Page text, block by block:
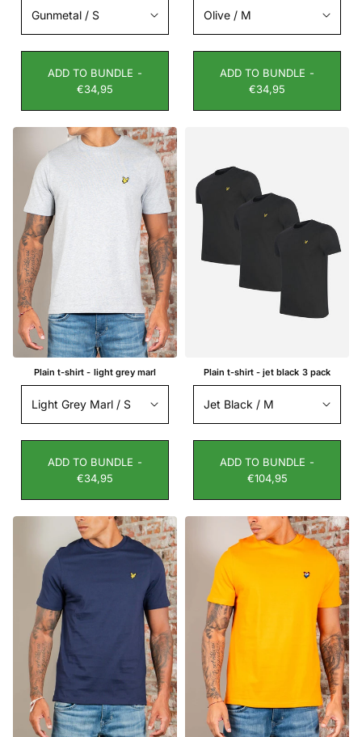
ADD TO BUNDLE -
€34,95
ADD TO BUNDLE -
€34,95
Plain t-shirt - light grey marl
ADD TO BUNDLE -
€34,95
Plain t-shirt - jet black 3 pack
ADD TO BUNDLE -
€104,95